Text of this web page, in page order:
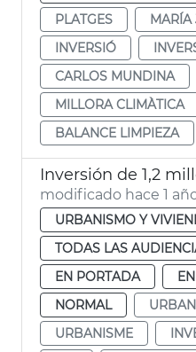
PLATGES
MARÍA
INVERSIÓ
CARLOS MUNDINA
MILLORA CLIMÀTICA
BALANCE LIMPIEZA
modificado hace 1
URBANISMO Y
TODAS LAS
EN PORTADA
NORMAL
URBANISME